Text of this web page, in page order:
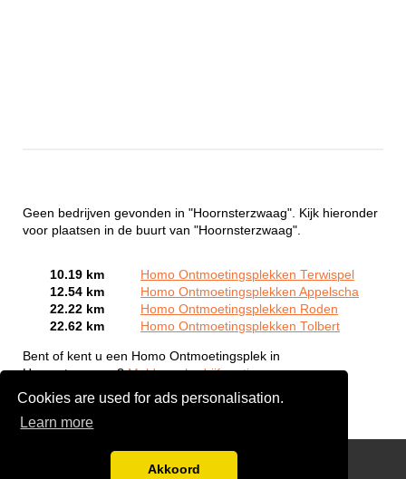
Cookies are used for ads personalisation.
Learn more
Akkoord
Geen bedrijven gevonden in "Hoornsterzwaag". Kijk hieronder
voor plaatsen in de buurt van "Hoornsterzwaag".
10.19 km
Homo Ontmoetingsplekken Terwispel
12.54 km
Homo Ontmoetingsplekken Appelscha
22.22 km
Homo Ontmoetingsplekken Roden
22.62 km
Homo Ontmoetingsplekken Tolbert
Bent of kent u een Homo Ontmoetingsplek in
Hoornsterzwaag?Meld een bedrijf gratis aan